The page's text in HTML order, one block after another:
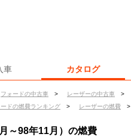
車 カタログ
フォードの中古車 > レーザーの中古車 >
ードの燃費ランキング > レーザーの燃費 >
～98年11月）の燃費